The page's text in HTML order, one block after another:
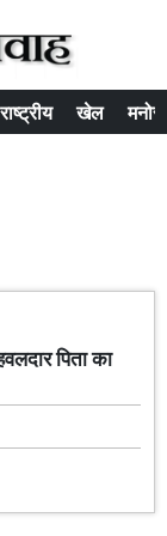
राष्ट्रीय खेल
पिता का